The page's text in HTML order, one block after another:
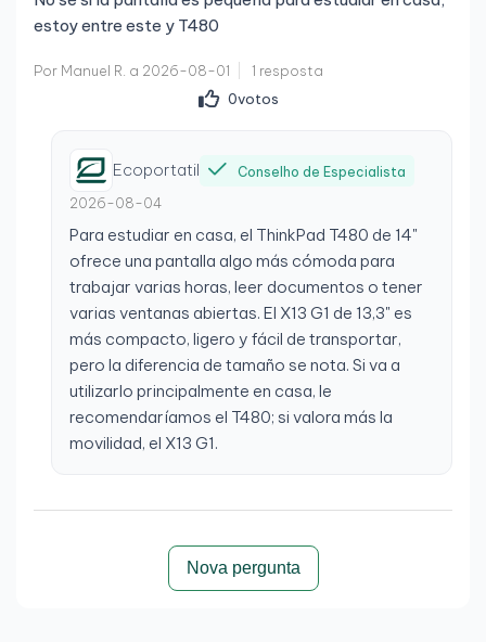
100% recomendável, está como novo e funciona
melhor,
estoy entre este y T480
Por Manuel R. a 2026-08-01
1 resposta
0votos
Ecoportatil Conselho de Especialista
2026-08-04
Para estudiar en casa, el ThinkPad T480 de 14"
ofrece una pantalla algo más cómoda para
trabajar varias horas, leer documentos o tener
varias ventanas abiertas. El X13 G1 de 13,3" es
más compacto, ligero y fácil de transportar,
pero la diferencia de tamaño se nota. Si va a
utilizarlo principalmente en casa, le
recomendaríamos el T480; si valora más la
movilidad, el X13 G1.
Nova pergunta